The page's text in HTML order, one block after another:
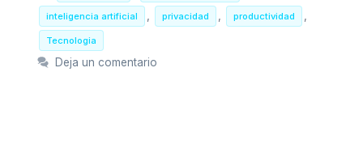
inteligencia artificial , privacidad , productividad ,
Tecnologia
Deja un comentario